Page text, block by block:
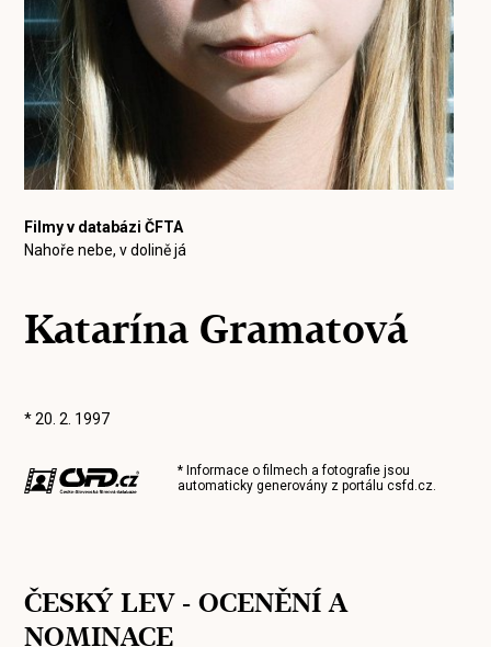
Filmy v databázi ČFTA
Nahoře nebe, v dolině já
Katarína Gramatová
* 20. 2. 1997
* Informace o filmech a fotografie jsou
automaticky generovány z portálucsfd.cz.
ČESKÝ LEV - OCENĚNÍ A
NOMINACE